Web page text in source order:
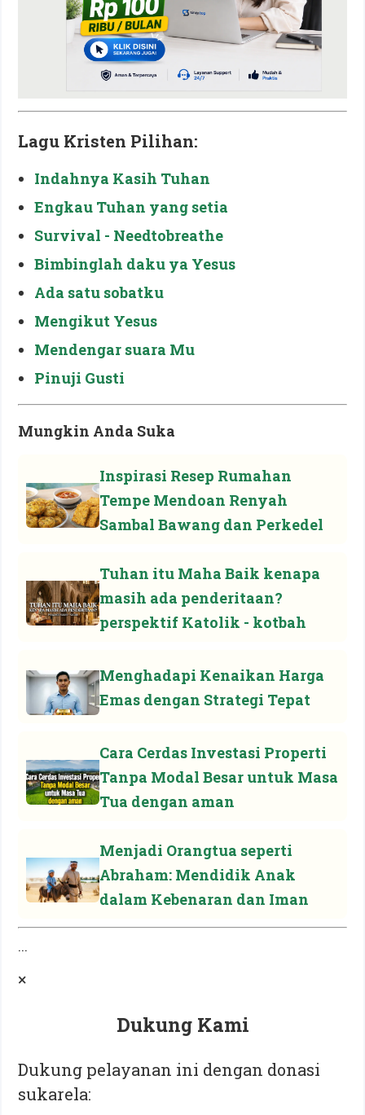
Lagu Kristen Pilihan:
Indahnya Kasih Tuhan
Engkau Tuhan yang setia
Survival - Needtobreathe
Bimbinglah daku ya Yesus
Ada satu sobatku
Mengikut Yesus
Mendengar suara Mu
Pinuji Gusti
Mungkin Anda Suka
Inspirasi Resep Rumahan
Tempe Mendoan Renyah
Sambal Bawang dan Perkedel
Tuhan itu Maha Baik kenapa
masih ada penderitaan?
perspektif Katolik - kotbah
Menghadapi Kenaikan Harga
Emas dengan Strategi Tepat
Cara Cerdas Investasi Properti
Tanpa Modal Besar untuk Masa
Tua dengan aman
Menjadi Orangtua seperti
Abraham: Mendidik Anak
dalam Kebenaran dan Iman
...
×
Dukung Kami
Dukung pelayanan ini dengan donasi
sukarela: